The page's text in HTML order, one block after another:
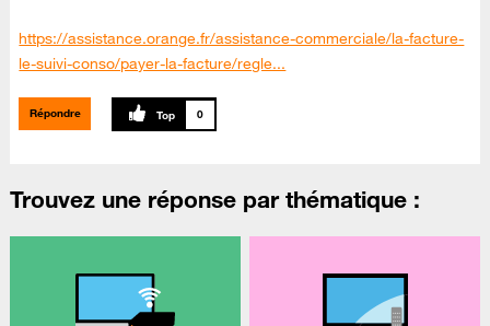
https://assistance.orange.fr/assistance-commerciale/la-facture-
le-suivi-conso/payer-la-facture/regle...
Répondre 0
Trouvez une réponse par thématique :